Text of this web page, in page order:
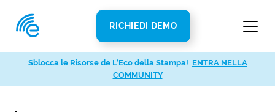
RICHIEDI DEMO
Sblocca le Risorse de L’Eco della Stampa! ENTRA NELLA
COMMUNITY